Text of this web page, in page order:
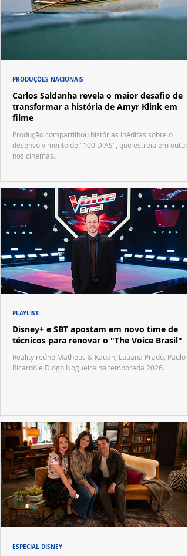
Carlos Saldanha revela o maior desafio de
transformar a história de Amyr Klink em
filme
Produção compartilhou histórias inéditas sobre o
desenvolvimento de "100 DIAS", que estreia em
nos cinemas.
PRODUÇÕES NACIONAIS
Disney+ e SBT apostam em novo time de
técnicos para renovar o "The Voice Brasil"
Reality reúne Matheus & Kauan, Lauana Prado, Paulo
Ricardo e Diogo Nogueira na temporada 2026.
PLAYLIST
ESPECIAL DISNEY